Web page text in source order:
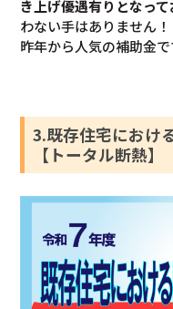
き上げ優遇有りとなっ
わない手はありません！
昨年から人気の補助金
3.既存住宅におけ
【トータル断熱】